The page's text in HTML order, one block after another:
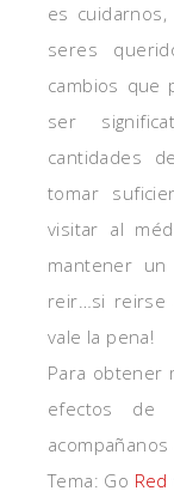
es
seres
cambios que
ser
cantidades
tomar
visitar al
mantener
reir…si reirse
vale la pena!
Para obtener
efectos de
Tema: Go Red